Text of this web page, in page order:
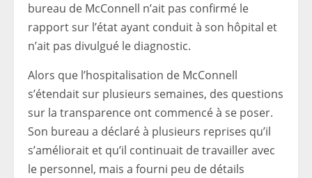
bureau de McConnell n’ait pas confirmé le
rapport sur l’état ayant conduit à son hôpital et
n’ait pas divulgué le diagnostic.
Alors que l’hospitalisation de McConnell
s’étendait sur plusieurs semaines, des questions
sur la transparence ont commencé à se poser.
Son bureau a déclaré à plusieurs reprises qu’il
s’améliorait et qu’il continuait de travailler avec
le personnel, mais a fourni peu de détails